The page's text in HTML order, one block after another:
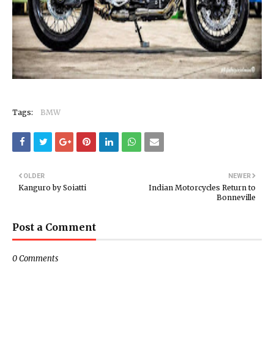
Tags: BMW
NEWER
Indian Motorcycles Return to
Bonneville
OLDER
Kanguro by Soiatti
Post a Comment
0 Comments